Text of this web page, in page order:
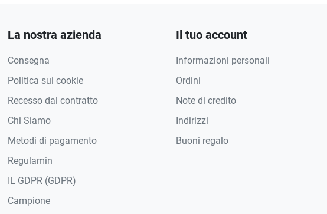
La nostra azienda
Consegna
Politica sui cookie
Recesso dal contratto
Chi Siamo
Metodi di pagamento
Regulamin
IL GDPR (GDPR)
Campione
Il tuo account
Informazioni personali
Ordini
Note di credito
Indirizzi
Buoni regalo